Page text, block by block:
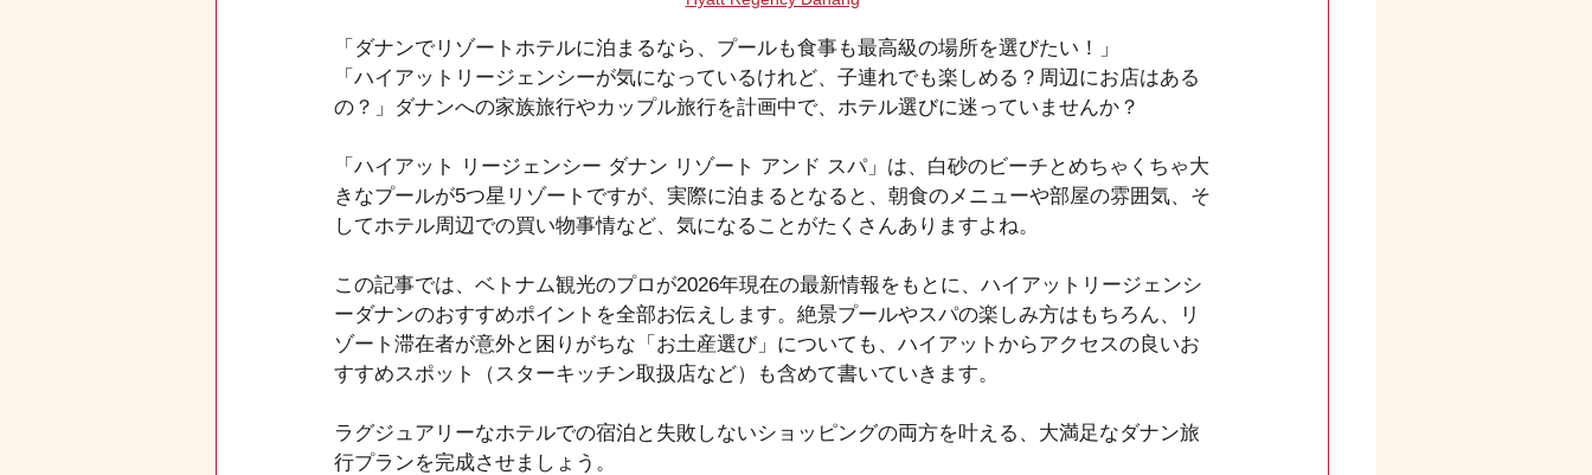
「ダナンでリゾートホテルに泊まるなら、プールも食事も最高級の場所を選びたい！」
「ハイアットリージェンシーが気になっているけれど、子連れでも楽しめる？周辺にお店はある
の？」ダナンへの家族旅行やカップル旅行を計画中で、ホテル選びに迷っていませんか？
「ハイアット リージェンシー ダナン リゾート アンド スパ」は、白砂のビーチとめちゃくちゃ大
きなプールが5つ星リゾートですが、実際に泊まるとなると、朝食のメニューや部屋の雰囲気、そ
してホテル周辺での買い物事情など、気になることがたくさんありますよね。
この記事では、ベトナム観光のプロが2026年現在の最新情報をもとに、ハイアットリージェンシ
ーダナンのおすすめポイントを全部お伝えします。絶景プールやスパの楽しみ方はもちろん、リ
ゾート滞在者が意外と困りがちな「お土産選び」についても、ハイアットからアクセスの良いお
すすめスポット（スターキッチン取扱店など）も含めて書いていきます。
ラグジュアリーなホテルでの宿泊と失敗しないショッピングの両方を叶える、大満足なダナン旅
行プランを完成させましょう。